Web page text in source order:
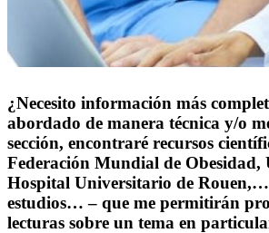
¿Necesito información más
abordado de manera técnica y/o
sección, encontraré recursos
Federación Mundial de Obesidad,
Hospital Universitario de
estudios… – que me permitirán
lecturas sobre un tema en